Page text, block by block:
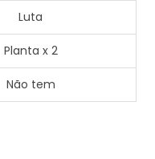
Luta
Planta x 2
Não tem